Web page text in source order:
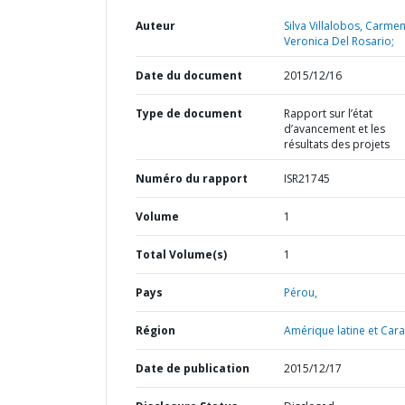
Auteur
Silva Villalobos, Carmen
Veronica Del Rosario;
Date du document 2015/12/16
Type de document
Rapport sur l’état
d’avancement et les
résultats des projets
Numéro du rapport ISR21745
Volume 1
Total Volume(s) 1
Pays Pérou,
Région Amérique latine et
Date de publication 2015/12/17